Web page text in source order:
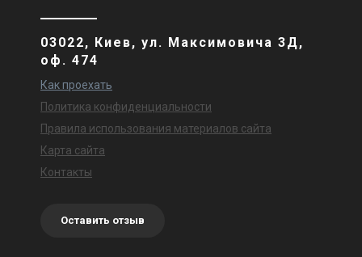
03022, Киев, ул. Максимовича 3Д,
оф. 474
Как проехать
Политика конфиденциальности
Правила использования материалов сайта
Карта сайта
Контакты
Оставить отзыв